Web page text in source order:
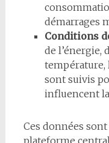
démarrages
Conditions
de l’énergie,
température,
sont suivis
influencent
Ces données